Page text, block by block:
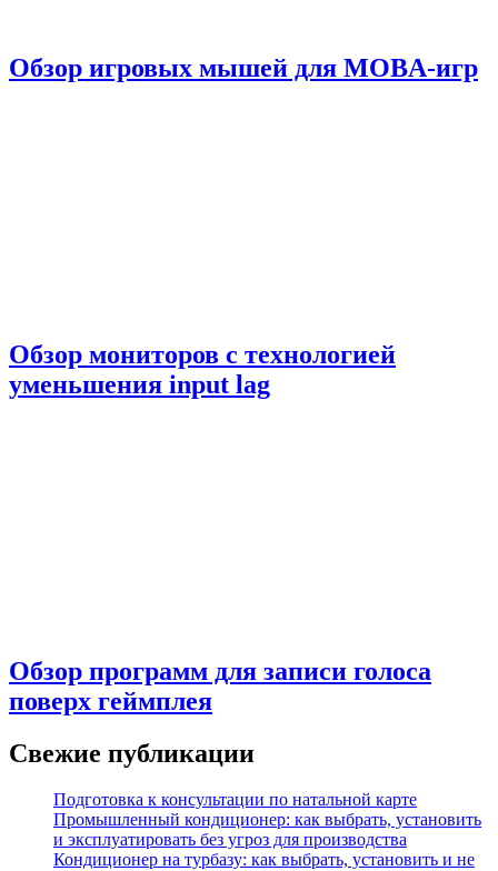
Обзор игровых мышей для MOBA-игр
Обзор мониторов с технологией
уменьшения input lag
Обзор программ для записи голоса
поверх геймплея
Свежие публикации
Подготовка к консультации по натальной карте
Промышленный кондиционер: как выбрать, установить
и эксплуатировать без угроз для производства
Кондиционер на турбазу: как выбрать, установить и не